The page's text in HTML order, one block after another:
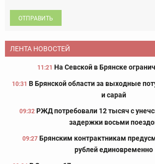
ОТПРАВИТЬ
ЛЕНТА НОВОСТЕЙ
11:21 На Севской в Брянске
10:31 В Брянской области за выходные
и сарай
09:32 РЖД потребовали 12 тысяч с
задержки восьми
09:27 Брянским контрактникам
рублей единовременно